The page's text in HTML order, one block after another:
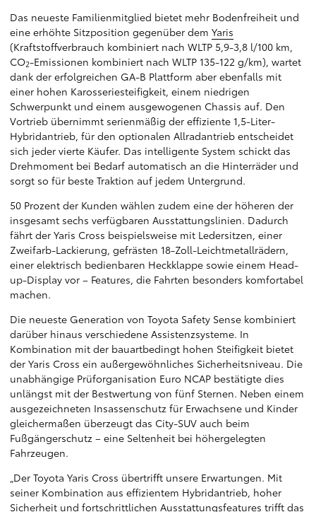
Das neueste Familienmitglied bietet mehr Bodenfreiheit und
eine erhöhte Sitzposition gegenüber dem Yaris
(Kraftstoffverbrauch kombiniert nach WLTP 5,9-3,8 l/100 km,
CO2-Emissionen kombiniert nach WLTP 135-122 g/km), wartet
dank der erfolgreichen GA-B Plattform aber ebenfalls mit
einer hohen Karosseriesteifigkeit, einem niedrigen
Schwerpunkt und einem ausgewogenen Chassis auf. Den
Vortrieb übernimmt serienmäßig der effiziente 1,5-Liter-
Hybridantrieb, für den optionalen Allradantrieb entscheidet
sich jeder vierte Käufer. Das intelligente System schickt das
Drehmoment bei Bedarf automatisch an die Hinterräder und
sorgt so für beste Traktion auf jedem Untergrund.
50 Prozent der Kunden wählen zudem eine der höheren der
insgesamt sechs verfügbaren Ausstattungslinien. Dadurch
fährt der Yaris Cross beispielsweise mit Ledersitzen, einer
Zweifarb-Lackierung, gefrästen 18-Zoll-Leichtmetallrädern,
einer elektrisch bedienbaren Heckklappe sowie einem Head-
up-Display vor – Features, die Fahrten besonders komfortabel
machen.
Die neueste Generation von Toyota Safety Sense kombiniert
darüber hinaus verschiedene Assistenzsysteme. In
Kombination mit der bauartbedingt hohen Steifigkeit bietet
der Yaris Cross ein außergewöhnliches Sicherheitsniveau. Die
unabhängige Prüforganisation Euro NCAP bestätigte dies
unlängst mit der Bestwertung von fünf Sternen. Neben einem
ausgezeichneten Insassenschutz für Erwachsene und Kinder
gleichermaßen überzeugt das City-SUV auch beim
Fußgängerschutz – eine Seltenheit bei höhergelegten
Fahrzeugen.
„Der Toyota Yaris Cross übertrifft unsere Erwartungen. Mit
seiner Kombination aus effizientem Hybridantrieb, hoher
Sicherheit und fortschrittlichen Ausstattungsfeatures trifft das